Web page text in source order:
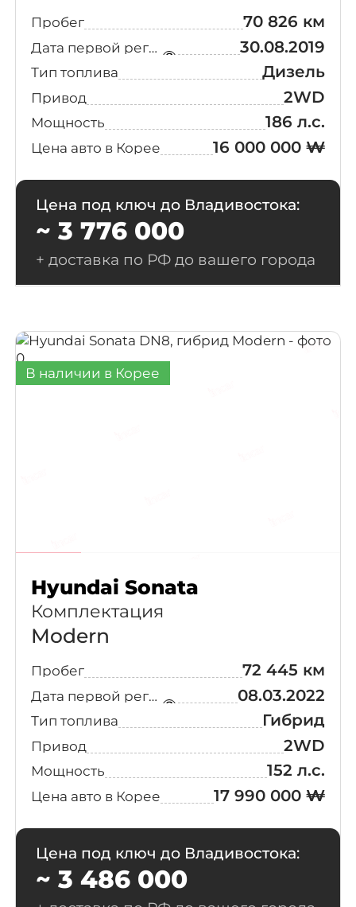
Пробег 70 826 км
Дата первой регистрации 30.08.2019
Тип топлива Дизель
Привод 2WD
Мощность 186 л.с.
Цена авто в Корее 16 000 000 ₩
Цена под ключ до Владивостока:
~ 3 776 000
+ доставка по РФ до вашего города
В наличии в Корее
Hyundai Sonata
Комплектация
Modern
Пробег 72 445 км
Дата первой регистрации 08.03.2022
Тип топлива Гибрид
Привод 2WD
Мощность 152 л.с.
Цена авто в Корее 17 990 000 ₩
Цена под ключ до Владивостока:
~ 3 486 000
Выберитесвой город
Москва
Санкт-Петербург
Нижний Новгород
Челябинск
Уфа
Самара